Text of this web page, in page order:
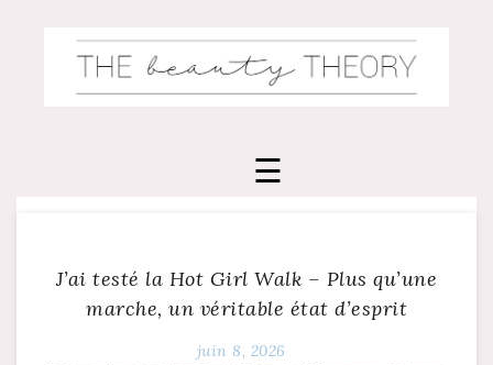
J’ai testé la Hot Girl Walk – Plus qu’une
marche, un véritable état d’esprit
juin 8, 2026